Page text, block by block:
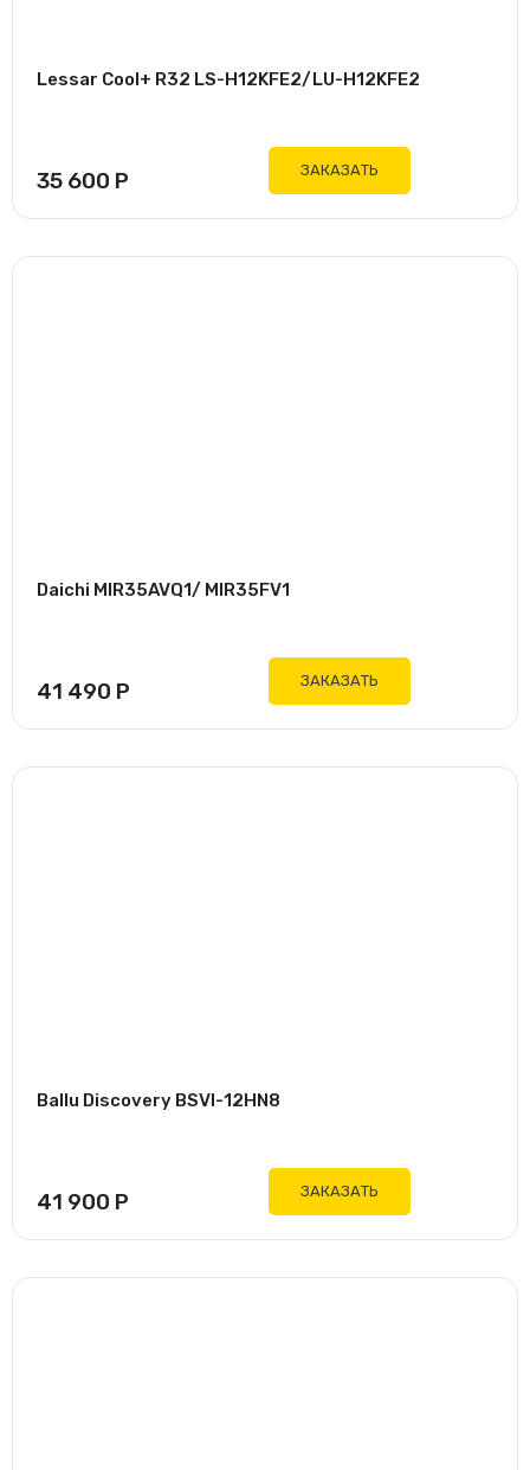
Lessar Cool+ R32 LS-H12KFE2/LU-H12KFE2
35 600 Р ЗАКАЗАТЬ
Daichi MIR35AVQ1/ MIR35FV1
41 490 Р ЗАКАЗАТЬ
Ballu Discovery BSVI-12HN8
41 900 Р ЗАКАЗАТЬ